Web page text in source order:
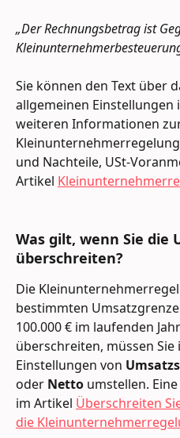
„Der Rechnungsbetrag ist
Sie können den Text über
allgemeinen Einstellungen
weiteren Informationen
und Nachteile, USt-
Artikel
Was gilt, wenn Sie die
überschreiten?
Die
bestimmten
100.000 € im laufenden
überschreiten, müssen
Einstellungen von
oder Netto umstellen.
im Artikel Überschreiten
die